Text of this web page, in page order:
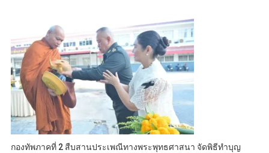
กองทัพภาคที่ 2 สืบสานประเพณีทางพระพุทธศาสนา จัดพิธีทำบุญ